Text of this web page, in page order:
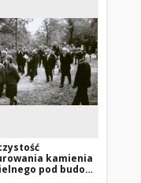
kamienia
pod budowę